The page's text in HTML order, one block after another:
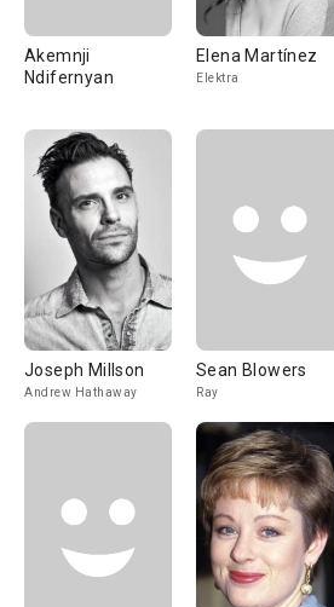
Akemnji
Ndifernyan
Elena Martínez
Elektra
Joseph Millson
Andrew Hathaway
Sean Blowers
Ray